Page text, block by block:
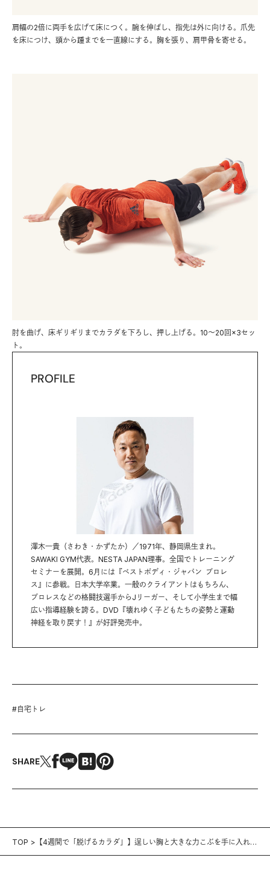
肩幅の2倍に両手を広げて床につく。腕を伸ばし、指先は外に向ける。爪先
を床につけ、頭から踵までを一直線にする。胸を張り、肩甲骨を寄せる。
肘を曲げ、床ギリギリまでカラダを下ろし、押し上げる。10～20回×3セッ
ト。
PROFILE
澤木一貴（さわき・かずたか）／1971年、静岡県生まれ。
SAWAKI GYM代表。NESTA JAPAN理事。全国でトレーニング
セミナーを展開。6月には『ベストボディ・ジャパン プロレ
ス』に参戦。日本大学卒業。一般のクライアントはもちろん、
プロレスなどの格闘技選手からJリーガー、そして小学生まで幅
広い指導経験を誇る。DVD『壊れゆく子どもたちの姿勢と運動
神経を取り戻す！』が好評発売中。
#自宅トレ
SHARE
TOP
【4週間で「脱げるカラダ」】逞しい胸と大きな力こぶを手に入れる